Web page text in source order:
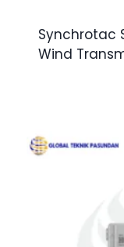
Synchrotac
Wind